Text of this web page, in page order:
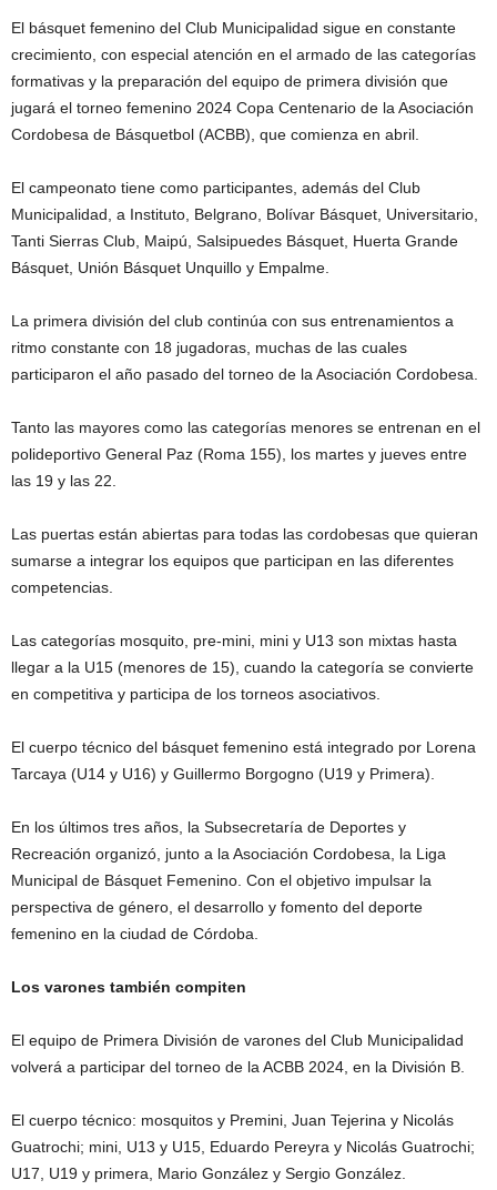
El básquet femenino del Club Municipalidad sigue en constante
crecimiento, con especial atención en el armado de las categorías
formativas y la preparación del equipo de primera división que
jugará el torneo femenino 2024 Copa Centenario de la Asociación
Cordobesa de Básquetbol (ACBB), que comienza en abril.
El campeonato tiene como participantes, además del Club
Municipalidad, a Instituto, Belgrano, Bolívar Básquet, Universitario,
Tanti Sierras Club, Maipú, Salsipuedes Básquet, Huerta Grande
Básquet, Unión Básquet Unquillo y Empalme.
La primera división del club continúa con sus entrenamientos a
ritmo constante con 18 jugadoras, muchas de las cuales
participaron el año pasado del torneo de la Asociación Cordobesa.
Tanto las mayores como las categorías menores se entrenan en el
polideportivo General Paz (Roma 155), los martes y jueves entre
las 19 y las 22.
Las puertas están abiertas para todas las cordobesas que quieran
sumarse a integrar los equipos que participan en las diferentes
competencias.
Las categorías mosquito, pre-mini, mini y U13 son mixtas hasta
llegar a la U15 (menores de 15), cuando la categoría se convierte
en competitiva y participa de los torneos asociativos.
El cuerpo técnico del básquet femenino está integrado por Lorena
Tarcaya (U14 y U16) y Guillermo Borgogno (U19 y Primera).
En los últimos tres años, la Subsecretaría de Deportes y
Recreación organizó, junto a la Asociación Cordobesa, la Liga
Municipal de Básquet Femenino. Con el objetivo impulsar la
perspectiva de género, el desarrollo y fomento del deporte
femenino en la ciudad de Córdoba.
Los varones también compiten
El equipo de Primera División de varones del Club Municipalidad
volverá a participar del torneo de la ACBB 2024, en la División B.
El cuerpo técnico: mosquitos y Premini, Juan Tejerina y Nicolás
Guatrochi; mini, U13 y U15, Eduardo Pereyra y Nicolás Guatrochi;
U17, U19 y primera, Mario González y Sergio González.